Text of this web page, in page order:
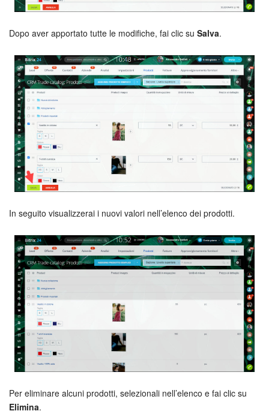
INIZIA GRATIS
ACCEDI
Dopo aver apportato tutte le modifiche, fai clic su Salva.
In seguito visualizzerai i nuovi valori nell’elenco dei prodotti.
Per eliminare alcuni prodotti, selezionali nell’elenco e fai clic su
Elimina.